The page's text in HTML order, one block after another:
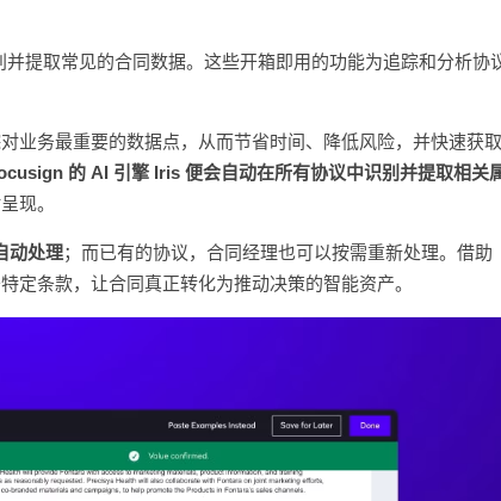
提取常见的合同数据。这些开箱即用的功能为追踪和分析协
业务最重要的数据点，从而节省时间、降低风险，并快速获取
的 AI 引擎 Iris 便会自动在所有协议中识别并提取相关
现。
动处理；而已有的协议，合同经理也可以按需重新处理。借助
定条款，让合同真正转化为推动决策的智能资产。